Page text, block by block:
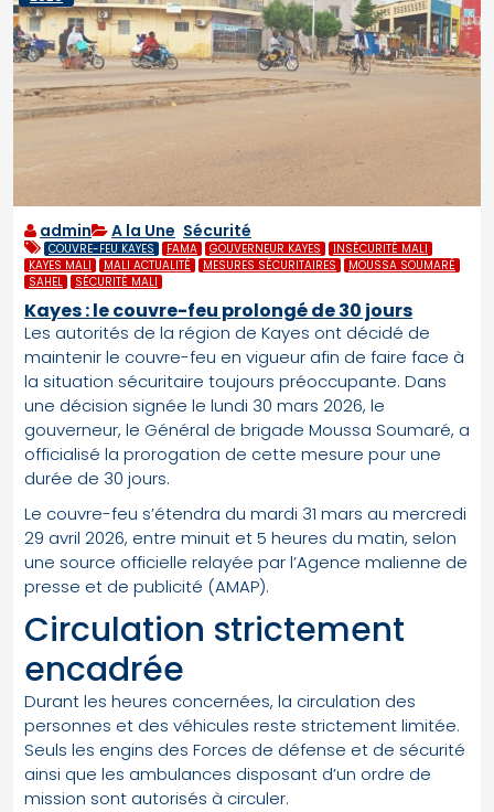
admin A la Une Sécurité
COUVRE-FEU KAYES FAMA GOUVERNEUR KAYES
INSÉCURITÉ MALI
KAYES MALI
MALI ACTUALITÉ MESURES SÉCURITAIRES
MOUSSA SOUMARÉ
SAHEL
SÉCURITÉ MALI
Kayes : le couvre-feu prolongé de 30 jours
Les autorités de la région de Kayes ont décidé de
maintenir le couvre-feu en vigueur afin de faire face à
la situation sécuritaire toujours préoccupante. Dans
une décision signée le lundi 30 mars 2026, le
gouverneur, le Général de brigade Moussa Soumaré, a
officialisé la prorogation de cette mesure pour une
durée de 30 jours.
Le couvre-feu s’étendra du mardi 31 mars au mercredi
29 avril 2026, entre minuit et 5 heures du matin, selon
une source officielle relayée par l’Agence malienne de
presse et de publicité (AMAP).
Circulation strictement
encadrée
Durant les heures concernées, la circulation des
personnes et des véhicules reste strictement limitée.
Seuls les engins des Forces de défense et de sécurité
ainsi que les ambulances disposant d’un ordre de
mission sont autorisés à circuler.